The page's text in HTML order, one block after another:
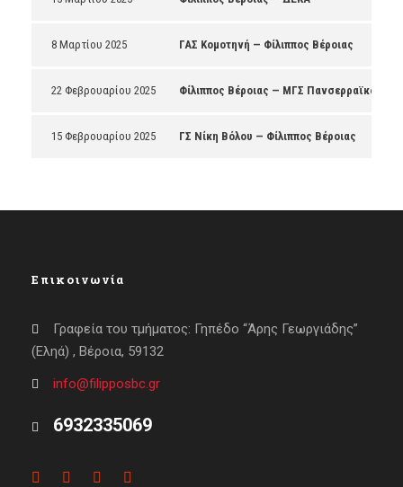
8 Μαρτίου 2025 ΓΑΣ Κομοτηνή — Φίλιππος Βέροιας
22 Φεβρουαρίου 2025 Φίλιππος Βέροιας — ΜΓΣ Πανσερραϊκός
15 Φεβρουαρίου 2025 ΓΣ Νίκη Βόλου — Φίλιππος Βέροιας
Επικοινωνία
Γραφεία του τμήματος: Γηπέδο “Άρης Γεωργιάδης”
(Εληά) , Βέροια, 59132
info@filipposbc.gr
6932335069